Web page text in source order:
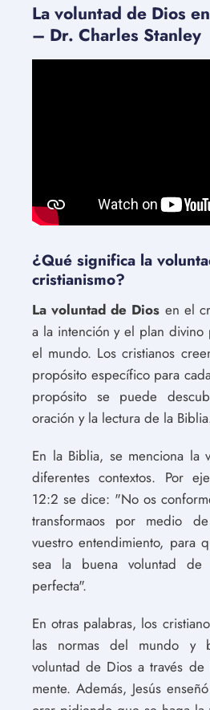
La voluntad de Dios
– Dr. Charles Stanley
¿Qué significa la
cristianismo?
La voluntad de Dios en el
a la intención y el plan divino
el mundo. Los cristianos
propósito específico para
propósito se puede
oración y la lectura de la
En la Biblia, se menciona la
diferentes contextos. Por
12:2 se dice: "No os
transformaos por medio
vuestro entendimiento, para
sea la buena voluntad de
perfecta".
En otras palabras, los
las normas del mundo y
voluntad de Dios a través
mente. Además, Jesús